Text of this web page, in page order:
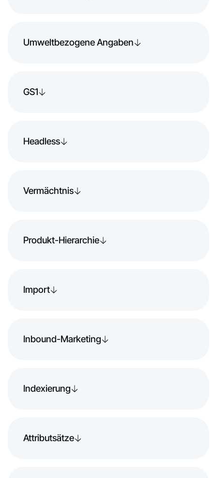
Umweltbezogene Angaben
GS1
Headless
Vermächtnis
Produkt-Hierarchie
Import
Inbound-Marketing
Indexierung
Attributsätze